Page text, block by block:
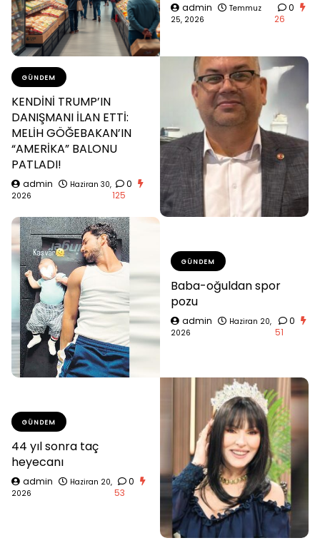
admin
Temmuz
25, 2026
0
26
GÜNDEM
KENDİNİ TRUMP’IN
DANIŞMANI İLAN ETTİ:
MELİH GÖĞEBAKAN’IN
“AMERİKA” BALONU
PATLADI!
admin
Haziran 30,
2026
0
125
GÜNDEM
Baba-oğuldan spor
pozu
admin
Haziran 20,
2026
0
51
GÜNDEM
44 yıl sonra taç
heyecanı
admin
Haziran 20,
2026
0
53